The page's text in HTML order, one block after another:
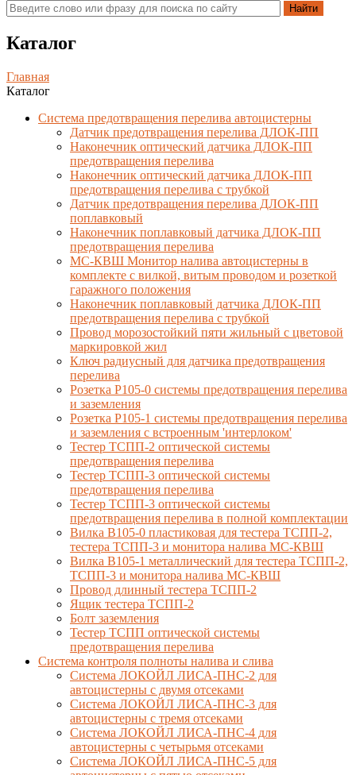
Каталог
Главная
Каталог
Система предотвращения перелива автоцистерны
Датчик предотвращения перелива ДЛОК-ПП
Наконечник оптический датчика ДЛОК-ПП
предотвращения перелива
Наконечник оптический датчика ДЛОК-ПП
предотвращения перелива с трубкой
Датчик предотвращения перелива ДЛОК-ПП
поплавковый
Наконечник поплавковый датчика ДЛОК-ПП
предотвращения перелива
МС-КВШ Монитор налива автоцистерны в
комплекте с вилкой, витым проводом и розеткой
гаражного положения
Наконечник поплавковый датчика ДЛОК-ПП
предотвращения перелива с трубкой
Провод морозостойкий пяти жильный с цветовой
маркировкой жил
Ключ радиусный для датчика предотвращения
перелива
Розетка Р105-0 системы предотвращения перелива
и заземления
Розетка Р105-1 системы предотвращения перелива
и заземления с встроенным 'интерлоком'
Тестер ТСПП-2 оптической системы
предотвращения перелива
Тестер ТСПП-3 оптической системы
предотвращения перелива
Тестер ТСПП-3 оптической системы
предотвращения перелива в полной комплектации
Вилка В105-0 пластиковая для тестера ТСПП-2,
тестера ТСПП-3 и монитора налива МС-КВШ
Вилка В105-1 металлический для тестера ТСПП-2,
ТСПП-3 и монитора налива МС-КВШ
Провод длинный тестера ТСПП-2
Ящик тестера ТСПП-2
Болт заземления
Тестер ТСПП оптической системы
предотвращения перелива
Cистема контроля полноты налива и слива
Система ЛОКОЙЛ ЛИСА-ПНС-2 для
автоцистерны с двумя отсеками
Система ЛОКОЙЛ ЛИСА-ПНС-3 для
автоцистерны с тремя отсеками
Система ЛОКОЙЛ ЛИСА-ПНС-4 для
автоцистерны с четырьмя отсеками
Система ЛОКОЙЛ ЛИСА-ПНС-5 для